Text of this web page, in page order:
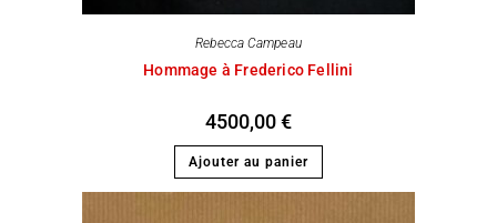
Rebecca Campeau
Hommage à Frederico Fellini
4500,00€
Ajouter au panier